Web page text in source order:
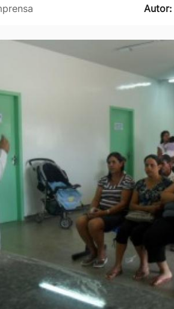
Autor: